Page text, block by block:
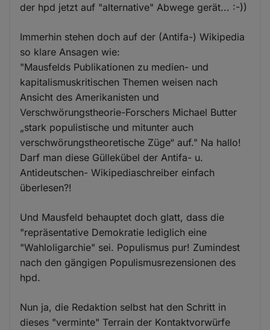
der hpd jetzt auf "alternative" Abwege gerät... :-))
Immerhin stehen doch auf der (Antifa-) Wikipedia
so klare Ansagen wie:
"Mausfelds Publikationen zu medien- und
kapitalismuskritischen Themen weisen nach
Ansicht des Amerikanisten und
Verschwörungstheorie-Forschers Michael Butter
„stark populistische und mitunter auch
verschwörungstheoretische Züge“ auf." Na hallo!
Darf man diese Güllekübel der Antifa- u.
Antideutschen- Wikipediaschreiber einfach
überlesen?!
Und Mausfeld behauptet doch glatt, dass die
"repräsentative Demokratie lediglich eine
"Wahloligarchie" sei. Populismus pur! Zumindest
nach den gängigen Populismusrezensionen des
hpd.
Nun ja, die Redaktion selbst hat den Schritt in
dieses "verminte" Terrain der Kontaktvorwürfe